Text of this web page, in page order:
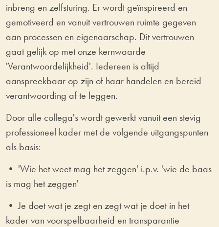
inbreng en zelfsturing. Er wordt geïnspireerd en
gemotiveerd en vanuit vertrouwen ruimte gegeven
aan processen en eigenaarschap. Dit vertrouwen
gaat gelijk op met onze kernwaarde
'Verantwoordelijkheid'. Iedereen is altijd
aanspreekbaar op zijn of haar handelen en bereid
verantwoording af te leggen.
Door alle collega's wordt gewerkt vanuit een stevig
professioneel kader met de volgende uitgangspunten
als basis:
• 'Wie het weet mag het zeggen' i.p.v. 'wie de baas
is mag het zeggen'
• Je doet wat je zegt en zegt wat je doet in het
kader van voorspelbaarheid en transparantie